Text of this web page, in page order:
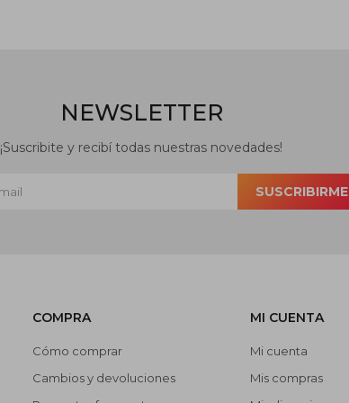
COMPRA
Cómo comprar
Cambios y devoluciones
MI CUENTA
Mi cuenta
Mis compras
NEWSLETTER
¡Suscribite y recibí todas nuestras novedades!
SUSCRIBIRME